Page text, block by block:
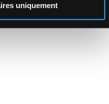
uniquement